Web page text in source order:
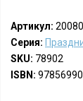
Артикул:
Серия:
SKU: 78902
ISBN: